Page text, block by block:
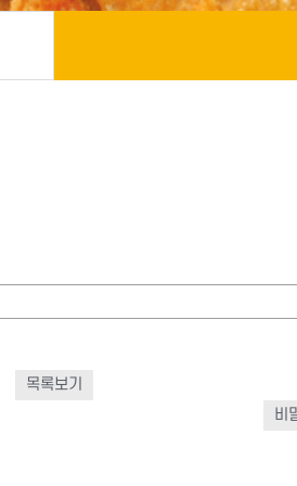
목록보기
비